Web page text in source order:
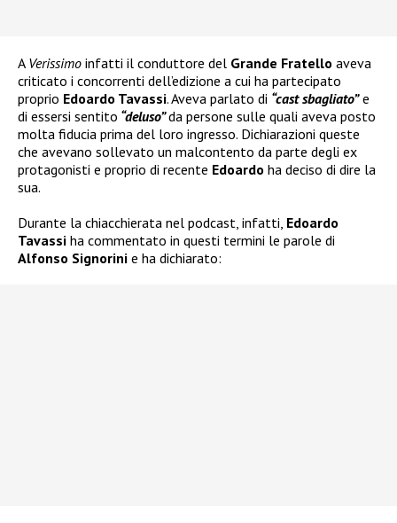
A Verissimo infatti il conduttore del Grande Fratello aveva
criticato i concorrenti dell’edizione a cui ha partecipato
proprio Edoardo Tavassi. Aveva parlato di “cast sbagliato”e
di essersi sentito “deluso”da persone sulle quali aveva posto
molta fiducia prima del loro ingresso. Dichiarazioni queste
che avevano sollevato un malcontento da parte degli ex
protagonisti e proprio di recente Edoardo ha deciso di dire la
sua.
Durante la chiacchierata nel podcast, infatti, Edoardo
Tavassi ha commentato in questi termini le parole di
Alfonso Signorini e ha dichiarato: